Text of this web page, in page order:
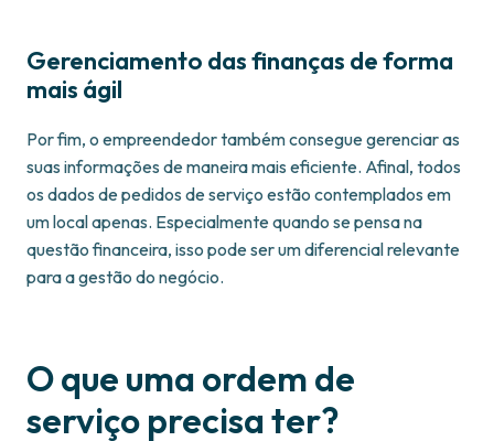
Gerenciamento das finanças de forma
mais ágil
Por fim, o empreendedor também consegue gerenciar as
suas informações de maneira mais eficiente. Afinal, todos
os dados de pedidos de serviço estão contemplados em
um local apenas. Especialmente quando se pensa na
questão financeira, isso pode ser um diferencial relevante
para a gestão do negócio.
O que uma ordem de
serviço precisa ter?